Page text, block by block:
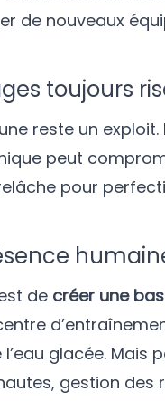
de nouveaux
toujours
reste un
peut
pour
de créer une
glacée.
gestion des